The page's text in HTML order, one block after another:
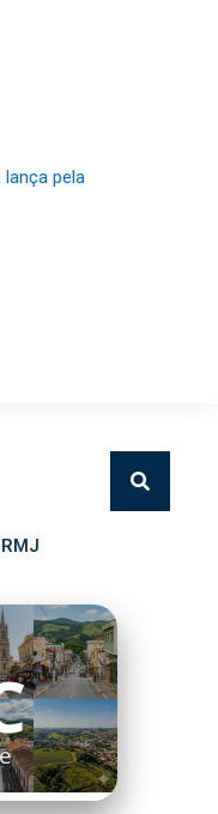
pela